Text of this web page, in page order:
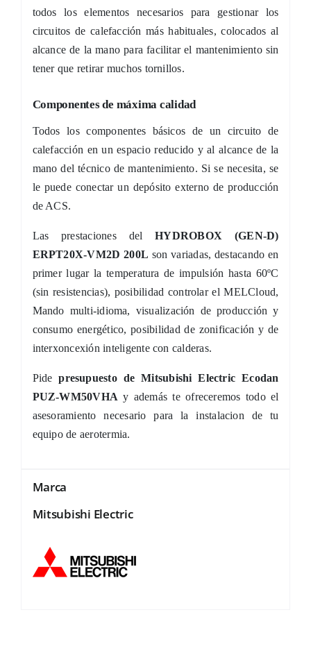
todos los elementos necesarios para gestionar los
circuitos de calefacción más habituales, colocados al
alcance de la mano para facilitar el mantenimiento sin
tener que retirar muchos tornillos.
Componentes de máxima calidad
Todos los componentes básicos de un circuito de
calefacción en un espacio reducido y al alcance de la
mano del técnico de mantenimiento. Si se necesita, se
le puede conectar un depósito externo de producción
de ACS.
Las prestaciones delHYDROBOX (GEN-D)
ERPT20X-VM2D 200L son variadas, destacando en
primer lugar la temperatura de impulsión hasta 60ºC
(sin resistencias), posibilidad controlar el MELCloud,
Mando multi-idioma, visualización de producción y
consumo energético, posibilidad de zonificación y de
interxoncexión inteligente con calderas.
Pidepresupuesto deMitsubishi Electric Ecodan
PUZ-WM50VHA y además te ofreceremos todo el
asesoramiento necesario para la instalacion de tu
equipo de aerotermia.
Marca
Mitsubishi Electric